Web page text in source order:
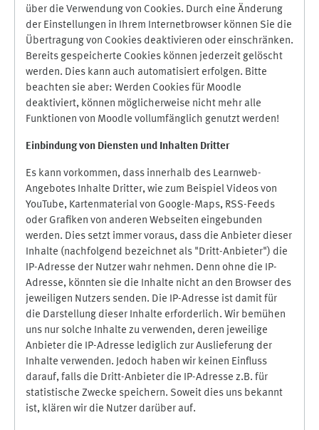
über die Verwendung von Cookies. Durch eine Änderung
der Einstellungen in Ihrem Internetbrowser können Sie die
Übertragung von Cookies deaktivieren oder einschränken.
Bereits gespeicherte Cookies können jederzeit gelöscht
werden. Dies kann auch automatisiert erfolgen. Bitte
beachten sie aber: Werden Cookies für Moodle
deaktiviert, können möglicherweise nicht mehr alle
Funktionen von Moodle vollumfänglich genutzt werden!
Einbindung von Diensten und Inhalten Dritter
Es kann vorkommen, dass innerhalb des Learnweb-
Angebotes Inhalte Dritter, wie zum Beispiel Videos von
YouTube, Kartenmaterial von Google-Maps, RSS-Feeds
oder Grafiken von anderen Webseiten eingebunden
werden. Dies setzt immer voraus, dass die Anbieter dieser
Inhalte (nachfolgend bezeichnet als "Dritt-Anbieter") die
IP-Adresse der Nutzer wahr nehmen. Denn ohne die IP-
Adresse, könnten sie die Inhalte nicht an den Browser des
jeweiligen Nutzers senden. Die IP-Adresse ist damit für
die Darstellung dieser Inhalte erforderlich. Wir bemühen
uns nur solche Inhalte zu verwenden, deren jeweilige
Anbieter die IP-Adresse lediglich zur Auslieferung der
Inhalte verwenden. Jedoch haben wir keinen Einfluss
darauf, falls die Dritt-Anbieter die IP-Adresse z.B. für
statistische Zwecke speichern. Soweit dies uns bekannt
ist, klären wir die Nutzer darüber auf.